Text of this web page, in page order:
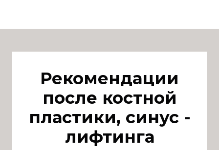
Рекомендации
после костной
пластики, синус -
лифтинга